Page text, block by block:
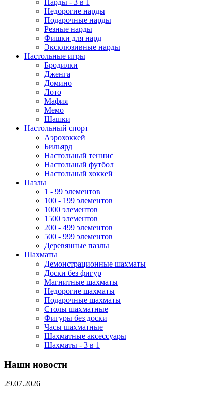
Нарды - 3 в 1
Недорогие нарды
Подарочные нарды
Резные нарды
Фишки для нард
Эксклюзивные нарды
Настольные игры
Бродилки
Дженга
Домино
Лото
Мафия
Мемо
Шашки
Настольный спорт
Аэрохоккей
Бильярд
Настольный теннис
Настольный футбол
Настольный хоккей
Пазлы
1 - 99 элементов
100 - 199 элементов
1000 элементов
1500 элементов
200 - 499 элементов
500 - 999 элементов
Деревянные пазлы
Шахматы
Демонстрационные шахматы
Доски без фигур
Магнитные шахматы
Недорогие шахматы
Подарочные шахматы
Столы шахматные
Фигуры без доски
Часы шахматные
Шахматные аксессуары
Шахматы - 3 в 1
Наши новости
29.07.2026